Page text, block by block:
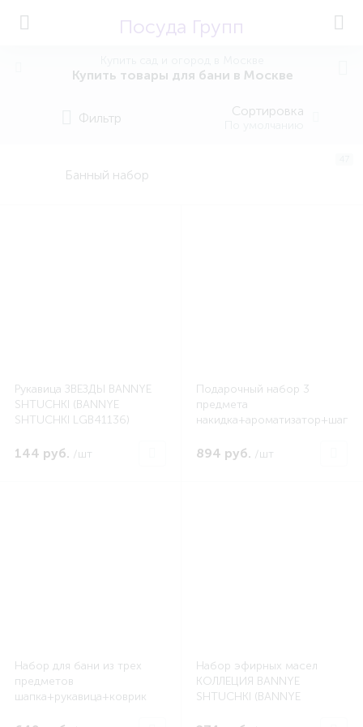
Посуда Групп
Купить товары для бани в Москве
Фильтр Сортировка
Банный набор
Рукавица ЗВЕЗДЫ BANNYE
SHTUCHKI (BANNYE
SHTUCHKI LGB41136)
144 руб. /шт
Подарочный набор 3
предмета
накидка+ароматизатор+шапка
SHTUCHKI LGB34204)
894 руб. /шт
Набор для бани из трех
предметов
шапка+рукавица+коврик
Набор эфирных масел
КОЛЛЕЦИЯ BANNYE
SHTUCHKI (BANNYE